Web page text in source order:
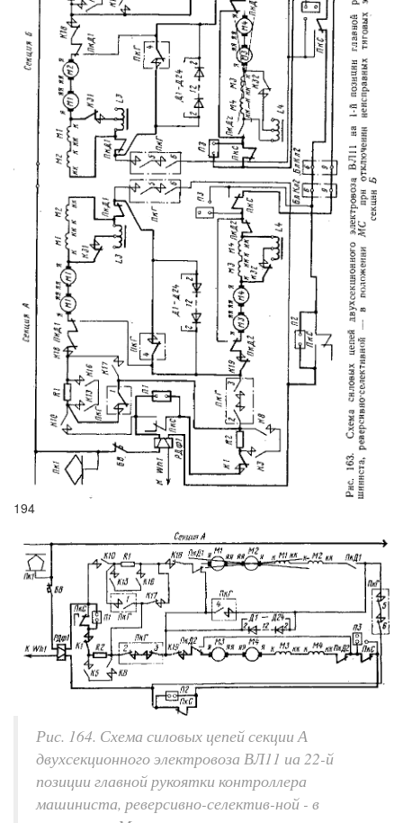
194
Рис. 164. Схема силовых цепей секции А
двухсекционного электровоза ВЛ11 иа 22-й
позиции главной рукоятки контроллера
машиниста, реверсивно-селектив-ной - в